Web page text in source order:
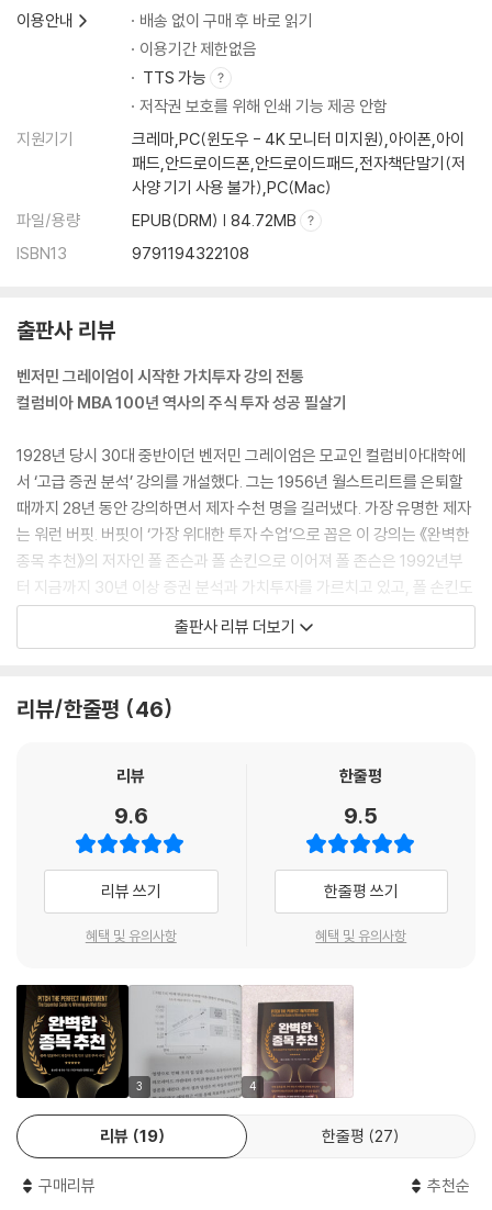
이용안내
배송 없이 구매 후 바로 읽기
이용기간 제한없음
TTS 가능
저작권 보호를 위해 인쇄 기능 제공 안함
지원기기
크레마,PC(윈도우 - 4K 모니터 미지원),아이폰,아이
패드,안드로이드폰,안드로이드패드,전자책단말기(저
사양 기기 사용 불가),PC(Mac)
파일/용량
EPUB(DRM) | 84.72MB
ISBN13
9791194322108
출판사 리뷰
벤저민 그레이엄이 시작한 가치투자 강의 전통
컬럼비아 MBA 100년 역사의 주식 투자 성공 필살기
1928년 당시 30대 중반이던 벤저민 그레이엄은 모교인 컬럼비아대학에
서 ‘고급 증권 분석’ 강의를 개설했다. 그는 1956년 월스트리트를 은퇴할
때까지 28년 동안 강의하면서 제자 수천 명을 길러냈다. 가장 유명한 제자
는 워런 버핏. 버핏이 ‘가장 위대한 투자 수업’으로 꼽은 이 강의는 《완벽한
종목 추천》의 저자인 폴 존슨과 폴 손킨으로 이어져 폴 존슨은 1992년부
터 지금까지 30년 이상 증권 분석과 가치투자를 가르치고 있고, 폴 손킨도
17년 동안 가치투자를 가르쳤다.
포트폴리오 운용을 해온 실전 투자자다. 투자 세계에서 성공하기 위해 무
적으로 자리잡을 수 있도록 돕기 위해 이 책을 썼다. 아직 경험이 부족한 투
이벌 가이드북과 같은 책이다.
‘가치와 가격 차이가 큰’ 좋은 투자 기회를 발견하라
효율적시장 가설과 행동재무학으로 가격 오류를 이해하라
회를 발견하는 작업을 수행한다. 가상의 레모네이드 가판대사업을 예로 들
어 독점, 경쟁자 진입, 추가 투자 등 다양한 상황에서 현금흐름을 예측하고
내재가치를 계산하는 방법을 보여준다.
시장에서 주가가 형성되는 과정은 효율적시장 가설과 행동재무학으로 알
아본다. 프랜시스 골턴의 황소 무게 측정 대회, 영국 록그룹 비틀스의 멤버
가 아닌 사람 찾아내기 등 대중의 지혜가 발휘되는 과정이 흥미롭게 펼쳐
키기도 한다.
출판사 리뷰 더보기
리뷰/한줄평 46
리뷰
9.6
리뷰 쓰기
혜택 및 유의사항
한줄평
9.5
한줄평 쓰기
혜택 및 유의사항
3 4
리뷰 19 한줄평 27
구매리뷰 추천순